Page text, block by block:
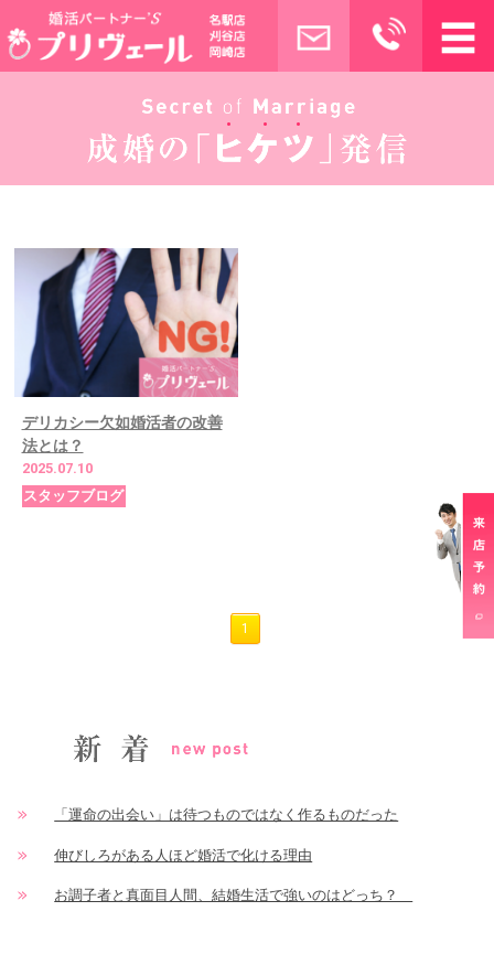
デリカシー欠如婚活者の改善
法とは？
2025.07.10
スタッフブログ
1
「運命の出会い」は待つものではなく作るものだった
伸びしろがある人ほど婚活で化ける理由
お調子者と真面目人間、結婚生活で強いのはどっち？